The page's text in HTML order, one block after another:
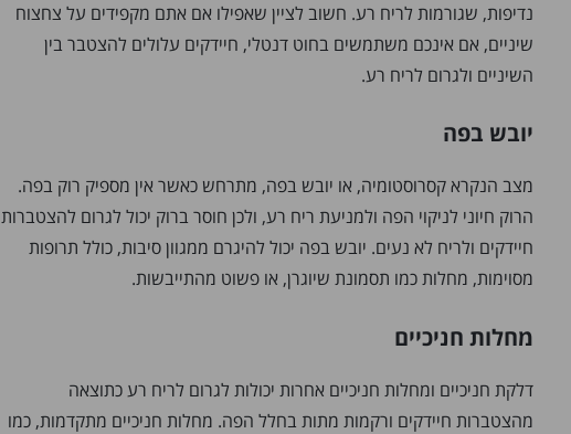
נדיפות, שגורמות לריח רע. חשוב לציין שאפילו אם אתם מקפידים על צחצוח
שיניים, אם אינכם משתמשים בחוט דנטלי, חיידקים עלולים להצטבר בין
השיניים ולגרום לריח רע.
יובש בפה
מצב הנקרא קסרוסטומיה, או יובש בפה, מתרחש כאשר אין מספיק רוק בפה.
הרוק חיוני לניקוי הפה ולמניעת ריח רע, ולכן חוסר ברוק יכול לגרום להצטברות
חיידקים ולריח לא נעים. יובש בפה יכול להיגרם ממגוון סיבות, כולל תרופות
מסוימות, מחלות כמו תסמונת שיוגרן, או פשוט מהתייבשות.
מחלות חניכיים
דלקת חניכיים ומחלות חניכיים אחרות יכולות לגרום לריח רע כתוצאה
מהצטברות חיידקים ורקמות מתות בחלל הפה. מחלות חניכיים מתקדמות, כמו